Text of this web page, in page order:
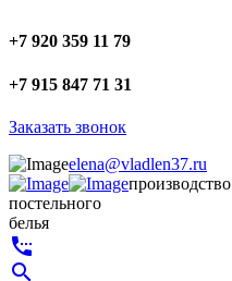
+7 920 359 11 79
+7 915 847 71 31
Заказать звонок
elena@vladlen37.ru
производство
постельного
белья
settings_phone
search